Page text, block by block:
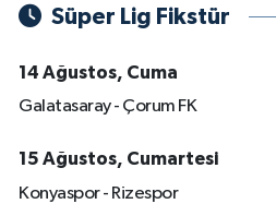
Süper Lig Fikstür
14 Ağustos, Cuma
Galatasaray - Çorum FK
15 Ağustos, Cumartesi
Konyaspor - Rizespor